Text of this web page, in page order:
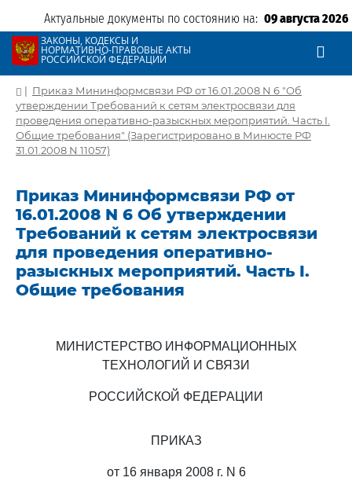
Актуальные документы по состоянию на: 09 августа 2026
ЗАКОНЫ, КОДЕКСЫ И
НОРМАТИВНО-ПРАВОВЫЕ АКТЫ
РОССИЙСКОЙ ФЕДЕРАЦИИ
| Приказ Мининформсвязи РФ от 16.01.2008 N 6 "Об
утверждении Требований к сетям электросвязи для
проведения оперативно-разыскных мероприятий. Часть I.
Общие требования" (Зарегистрировано в Минюсте РФ
31.01.2008 N 11057)
Приказ Мининформсвязи РФ от
16.01.2008 N 6 Об утверждении
Требований к сетям электросвязи
для проведения оперативно-
разыскных мероприятий. Часть I.
Общие требования
МИНИСТЕРСТВО ИНФОРМАЦИОННЫХ
ТЕХНОЛОГИЙ И СВЯЗИ
РОССИЙСКОЙ ФЕДЕРАЦИИ
ПРИКАЗ
от 16 января 2008 г. N 6